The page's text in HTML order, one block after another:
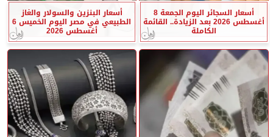
أسعار السجائر اليوم الجمعة 8
أغسطس 2026 بعد الزيادة.. القائمة
الكاملة
أسعار البنزين والسولار والغاز
الطبيعي في مصر اليوم الخميس 6
أغسطس 2026